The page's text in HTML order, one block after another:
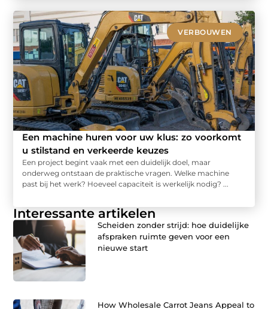
VERBOUWEN
Een machine huren voor uw klus: zo voorkomt
u stilstand en verkeerde keuzes
Een project begint vaak met een duidelijk doel, maar
onderweg ontstaan de praktische vragen. Welke machine
past bij het werk? Hoeveel capaciteit is werkelijk nodig? ...
Interessante artikelen
Scheiden zonder strijd: hoe duidelijke
afspraken ruimte geven voor een
nieuwe start
How Wholesale Carrot Jeans Appeal to